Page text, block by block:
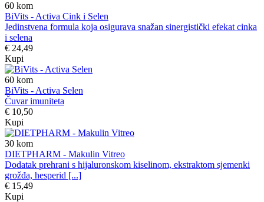
60 kom
BiVits - Activa Cink i Selen
Jedinstvena formula koja osigurava snažan sinergistički efekat cinka
i selena
€ 24,49
Kupi
60 kom
BiVits - Activa Selen
Čuvar imuniteta
€ 10,50
Kupi
30 kom
DIETPHARM - Makulin Vitreo
Dodatak prehrani s hijaluronskom kiselinom, ekstraktom sjemenki
grožđa, hesperid [...]
€ 15,49
Kupi